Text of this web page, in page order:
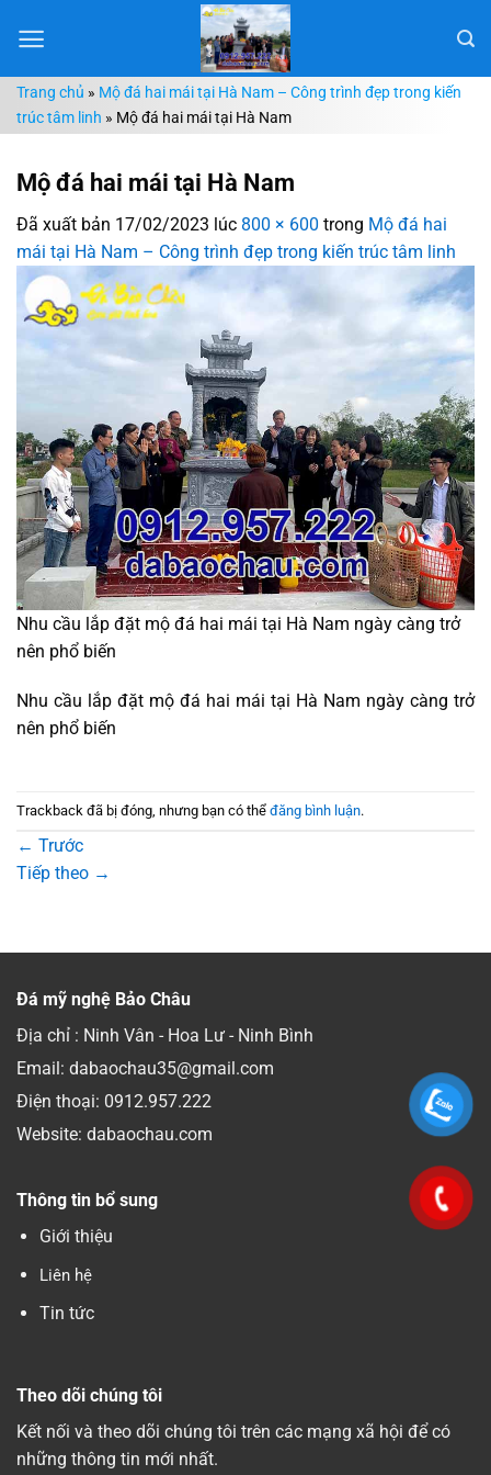
đến
dungTrang chủ » Mộ đá hai mái tại Hà Nam – Công trình đẹp trong kiến
trúc tâm linh » Mộ đá hai mái tại Hà Nam
Mộ đá hai mái tại Hà Nam
Đã xuất bản 17/02/2023 lúc 800 × 600 trong Mộ đá hai
mái tại Hà Nam – Công trình đẹp trong kiến trúc tâm linh
Nhu cầu lắp đặt mộ đá hai mái tại Hà Nam ngày càng trở
nên phổ biến
Nhu cầu lắp đặt mộ đá hai mái tại Hà Nam ngày càng trở
nên phổ biến
Trackback đã bị đóng, nhưng bạn có thể đăng bình luận.
← Trước
Tiếp theo →
Đá mỹ nghệ Bảo Châu
Địa chỉ : Ninh Vân - Hoa Lư - Ninh Bình
Email: dabaochau35@gmail.com
Điện thoại: 0912.957.222
Website: dabaochau.com
Thông tin bổ sung
Giới thiệu
Liên hệ
Tin tức
Theo dõi chúng tôi
Kết nối và theo dõi chúng tôi trên các mạng xã hội để có
những thông tin mới nhất.